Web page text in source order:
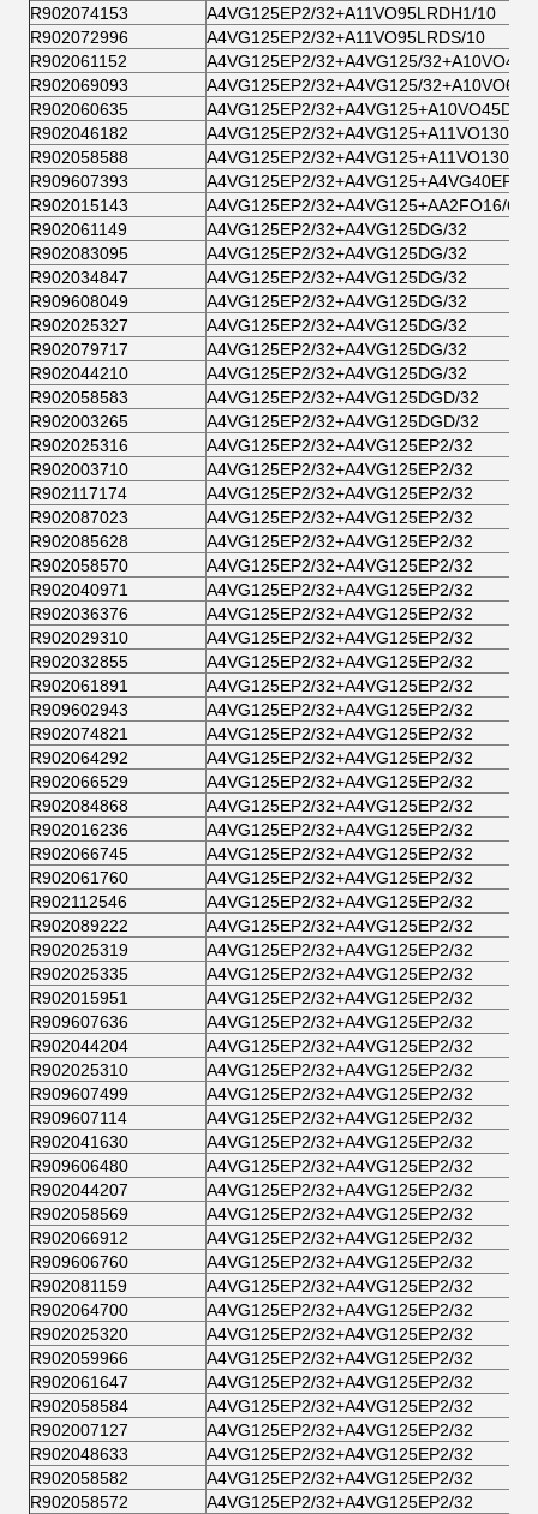
R902074153
A4VG125EP2/32+A11VO95LRDH1/10
R902072996
A4VG125EP2/32+A11VO95LRDS/10
R902061152
A4VG125EP2/32+A4VG125/
R902069093
A4VG125EP2/32+A4VG125/32+A10VO60/
R902060635
A4VG125EP2/32+A4VG125+A10VO45DR/
R902046182
A4VG125EP2/
R902058588
A4VG125EP2/
R909607393
A4VG125EP2/32+A4VG125+A4VG40EP2/
R902015143
A4VG125EP2/32+A4VG125+AA2FO16/61
R902061149
A4VG125EP2/32+A4VG125DG/32
R902083095
A4VG125EP2/32+A4VG125DG/32
R902034847
A4VG125EP2/32+A4VG125DG/32
R909608049
A4VG125EP2/32+A4VG125DG/32
R902025327
A4VG125EP2/32+A4VG125DG/32
R902079717
A4VG125EP2/32+A4VG125DG/32
R902044210
A4VG125EP2/32+A4VG125DG/32
R902058583
A4VG125EP2/32+A4VG125DGD/32
R902003265
A4VG125EP2/32+A4VG125DGD/32
R902025316
A4VG125EP2/32+A4VG125EP2/32
R902003710
A4VG125EP2/32+A4VG125EP2/32
R902117174
A4VG125EP2/32+A4VG125EP2/32
R902087023
A4VG125EP2/32+A4VG125EP2/32
R902085628
A4VG125EP2/32+A4VG125EP2/32
R902058570
A4VG125EP2/32+A4VG125EP2/32
R902040971
A4VG125EP2/32+A4VG125EP2/32
R902036376
A4VG125EP2/32+A4VG125EP2/32
R902029310
A4VG125EP2/32+A4VG125EP2/32
R902032855
A4VG125EP2/32+A4VG125EP2/32
R902061891
A4VG125EP2/32+A4VG125EP2/32
R909602943
A4VG125EP2/32+A4VG125EP2/32
R902074821
A4VG125EP2/32+A4VG125EP2/32
R902064292
A4VG125EP2/32+A4VG125EP2/32
R902066529
A4VG125EP2/32+A4VG125EP2/32
R902084868
A4VG125EP2/32+A4VG125EP2/32
R902016236
A4VG125EP2/32+A4VG125EP2/32
R902066745
A4VG125EP2/32+A4VG125EP2/32
R902061760
A4VG125EP2/32+A4VG125EP2/32
R902112546
A4VG125EP2/32+A4VG125EP2/32
R902089222
A4VG125EP2/32+A4VG125EP2/32
R902025319
A4VG125EP2/32+A4VG125EP2/32
R902025335
A4VG125EP2/32+A4VG125EP2/32
R902015951
A4VG125EP2/32+A4VG125EP2/32
R909607636
A4VG125EP2/32+A4VG125EP2/32
R902044204
A4VG125EP2/32+A4VG125EP2/32
R902025310
A4VG125EP2/32+A4VG125EP2/32
R909607499
A4VG125EP2/32+A4VG125EP2/32
R909607114
A4VG125EP2/32+A4VG125EP2/32
R902041630
A4VG125EP2/32+A4VG125EP2/32
R909606480
A4VG125EP2/32+A4VG125EP2/32
R902044207
A4VG125EP2/32+A4VG125EP2/32
R902058569
A4VG125EP2/32+A4VG125EP2/32
R902066912
A4VG125EP2/32+A4VG125EP2/32
R909606760
A4VG125EP2/32+A4VG125EP2/32
R902081159
A4VG125EP2/32+A4VG125EP2/32
R902064700
A4VG125EP2/32+A4VG125EP2/32
R902025320
A4VG125EP2/32+A4VG125EP2/32
R902059966
A4VG125EP2/32+A4VG125EP2/32
R902061647
A4VG125EP2/32+A4VG125EP2/32
R902058584
A4VG125EP2/32+A4VG125EP2/32
R902007127
A4VG125EP2/32+A4VG125EP2/32
R902048633
A4VG125EP2/32+A4VG125EP2/32
R902058582
A4VG125EP2/32+A4VG125EP2/32
R902058572
A4VG125EP2/32+A4VG125EP2/32